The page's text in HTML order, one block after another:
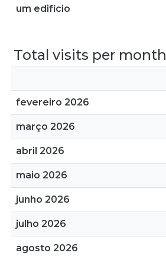
um edifício
Total visits per month
fevereiro 2026
março 2026
abril 2026
maio 2026
junho 2026
julho 2026
agosto 2026